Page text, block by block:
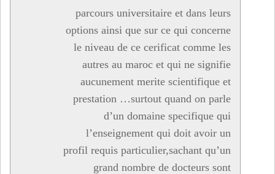
parcours universitaire et dans leurs
options ainsi que sur ce qui concerne
le niveau de ce cerificat comme les
autres au maroc et qui ne signifie
aucunement merite scientifique et
prestation …surtout quand on parle
d’un domaine specifique qui
l’enseignement qui doit avoir un
profil requis particulier,sachant qu’un
grand nombre de docteurs sont